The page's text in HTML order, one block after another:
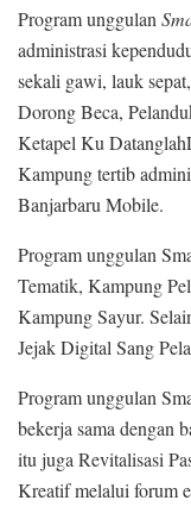
Program unggulan
administrasi
sekali gawi, lauk
Dorong Beca,
Ketapel Ku
Kampung tertib
Banjarbaru Mobile.
Program unggulan
Tematik, Kampung
Kampung Sayur.
Jejak Digital Sang
Program unggulan
bekerja sama dengan
itu juga Revitalisasi
Kreatif melalui forum